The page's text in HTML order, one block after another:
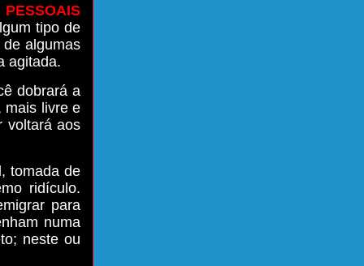
tipo de
algumas
agitada.
dobrará a
mais livre e
voltará aos
tomada de
ridículo.
para
numa
neste ou